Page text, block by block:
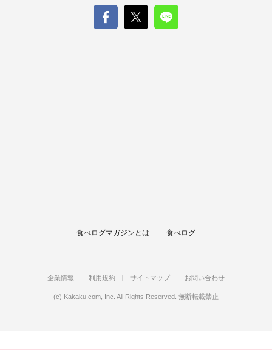
食べログマガジンとは 食べログ
企業情報 利用規約 サイトマップ お問い合わせ
(c) Kakaku.com, Inc. All Rights Reserved. 無断転載禁止